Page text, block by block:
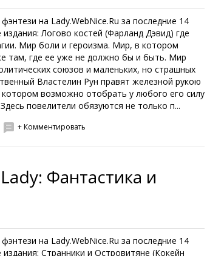
на Lady.WebNice.Ru за последние 14
Логово костей (Фарланд Дэвид) где
Мир боли и героизма. Мир, в котором
там, где ее уже не должно бы и быть. Мир
союзов и маленьких, но страшных
Властелин Рун правят железной рукою
возможно отобрать у любого его силу
повелители обязуются не только п...
+ Комментировать
Фантастика и
на Lady.WebNice.Ru за последние 14
Странники и Островитяне (Кокейн